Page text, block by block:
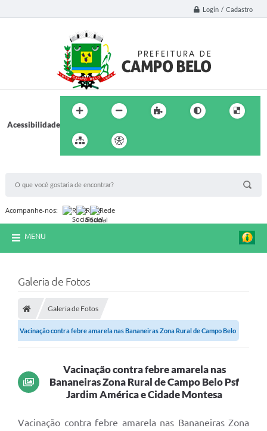
Login / Cadastro
Acessibilidade
Acompanhe-nos:
MENU
Galeria de Fotos
Galeria de Fotos
Vacinação contra febre amarela nas Bananeiras Zona Rural de Campo Belo
Vacinação contra febre amarela nas
Bananeiras Zona Rural de Campo Belo Psf
Jardim América e Cidade Montesa
Vacinação contra febre amarela nas Bananeiras Zona